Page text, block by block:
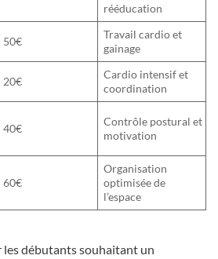
rééducation
50€
Travail cardio et
gainage
20€
Cardio intensif et
coordination
40€
Contrôle postural et
motivation
60€
Organisation
optimisée de
l’espace
les débutants souhaitant un